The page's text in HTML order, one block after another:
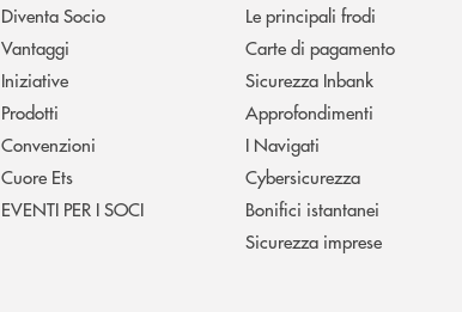
Diventa Socio
Vantaggi
Iniziative
Prodotti
Convenzioni
Cuore Ets
EVENTI PER I SOCI
Le principali frodi
Carte di pagamento
Sicurezza Inbank
Approfondimenti
I Navigati
Cybersicurezza
Bonifici istantanei
Sicurezza imprese